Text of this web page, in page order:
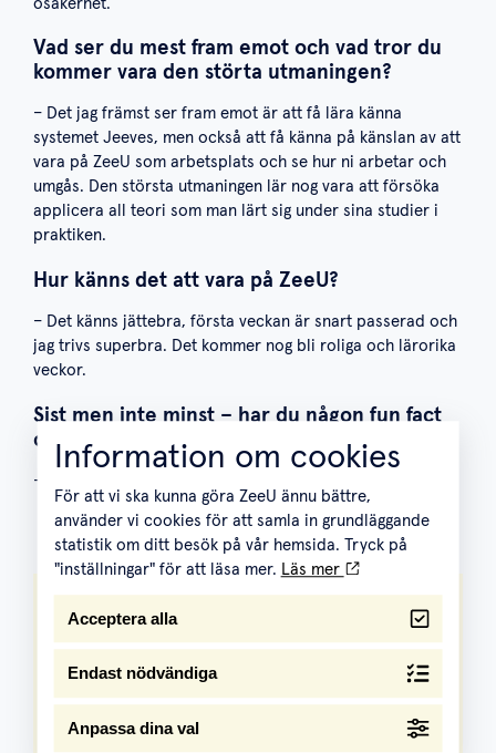
osäkerhet.
Vad ser du mest fram emot och vad tror du
kommer vara den störta utmaningen?
– Det jag främst ser fram emot är att få lära känna
systemet Jeeves, men också att få känna på känslan av att
vara på ZeeU som arbetsplats och se hur ni arbetar och
umgås. Den största utmaningen lär nog vara att försöka
applicera all teori som man lärt sig under sina studier i
praktiken.
Hur känns det att vara på ZeeU?
– Det känns jättebra, första veckan är snart passerad och
jag trivs superbra. Det kommer nog bli roliga och lärorika
veckor.
Sist men inte minst – har du någon fun fact
om dig själv?
– Jag är oslagbar i musikquiz!
Mer från oss!
Projektledare/Leveransansv
i Göteborg, men vi är öppna för rätt
kandidat även på annan ort där ZeeU
finns representerat. - 100%
Information om cookies
För att vi ska kunna göra ZeeU ännu bättre,
använder vi cookies för att samla in grundläggande
statistik om ditt besök på vår hemsida. Tryck på
"inställningar" för att läsa mer. Läs mer
Acceptera alla
Endast nödvändiga
Anpassa dina val